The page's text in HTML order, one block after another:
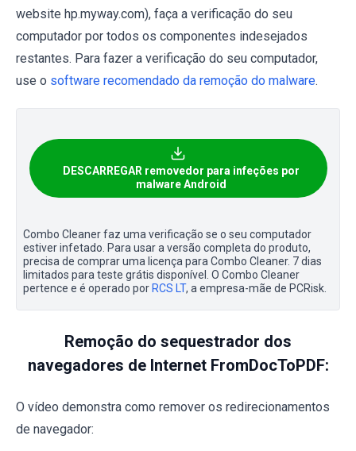
website hp.myway.com), faça a verificação do seu
computador por todos os componentes indesejados
restantes. Para fazer a verificação do seu computador,
use o software recomendado da remoção do malware.
DESCARREGAR removedor para infeções por
malware Android
Combo Cleaner faz uma verificação se o seu computador
estiver infetado. Para usar a versão completa do produto,
precisa de comprar uma licença para Combo Cleaner. 7 dias
limitados para teste grátis disponível. O Combo Cleaner
pertence e é operado porRCS LT, a empresa-mãe de PCRisk.
Remoção do sequestrador dos
navegadores de Internet FromDocToPDF:
O vídeo demonstra como remover os redirecionamentos
de navegador: